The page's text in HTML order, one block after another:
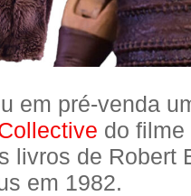
em pré-venda
do filme
livros de Robert
em 1982.